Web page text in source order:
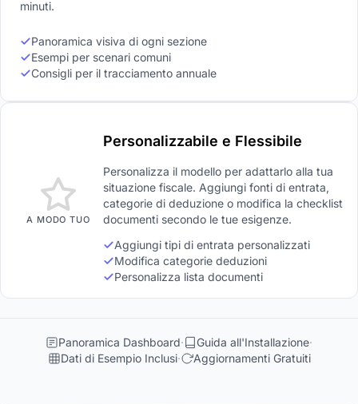
minuti.
Panoramica visiva di ogni sezione
Esempi per scenari comuni
Consigli per il tracciamento annuale
A MODO TUO
Personalizzabile e Flessibile
Personalizza il modello per adattarlo alla tua
situazione fiscale. Aggiungi fonti di entrata,
categorie di deduzione o modifica la checklist
documenti secondo le tue esigenze.
Aggiungi tipi di entrata personalizzati
Modifica categorie deduzioni
Personalizza lista documenti
Panoramica Dashboard
Guida all'Installazione
Dati di Esempio Inclusi
Aggiornamenti Gratuiti